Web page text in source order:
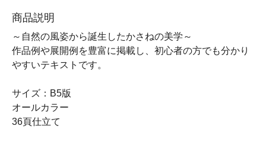
商品説明
～自然の風姿から誕生したかさねの美学～
作品例や展開例を豊富に掲載し、初心者の方でも分かり
やすいテキストです。
サイズ：B5版
オールカラー
36頁仕立て